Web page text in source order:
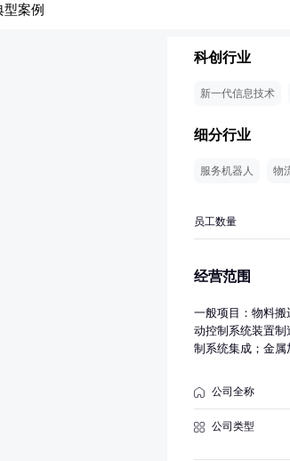
型案例
科创行业
新一代信息技术
细分行业
服务机器人 物
员工数量
经营范围
一般项目：物料
动控制系统装置
制系统集成；金属
装备销售；智能
专业设备制造）；
流、技术转让、
务；电子、机械
公司全称
公司类型